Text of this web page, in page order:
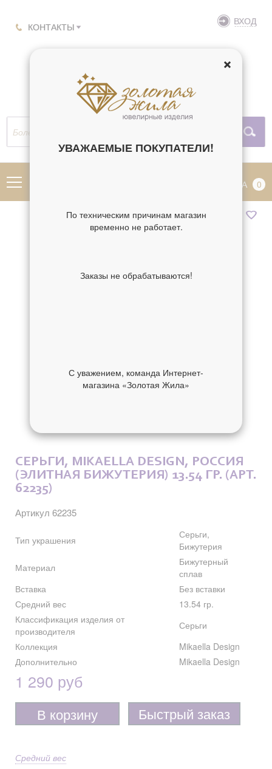
КОНТАКТЫ ВХОД
КОРЗИНА 0
СЕРЬГИ, MIKAELLA DESIGN, РОССИЯ
(ЭЛИТНАЯ БИЖУТЕРИЯ) 13.54 ГР. (АРТ.
62235)
Артикул 62235
Тип украшения
Серьги,
Бижутерия
Материал
Бижутерный
сплав
Вставка
Без вставки
Средний вес
13.54 гр.
Классификация изделия от
производителя
Серьги
Коллекция
Mikaella Design
Дополнительно
Mikaella Design
1 290 руб
В корзину Быстрый заказ
Средний вес
УВАЖАЕМЫЕ ПОКУПАТЕЛИ!
По техническим причинам магазин
временно не работает.
Заказы не обрабатываются!
С уважением, команда Интернет-
магазина «Золотая Жила»